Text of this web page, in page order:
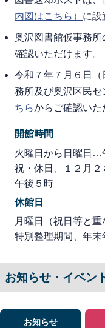
内図はこちら） に設
奥沢図書館仮事務所
確認いただけます。
令和７年７月６日
務所及び奥沢区民セ
ちらからご確認いた
開館時間
火曜日から日曜日…
祝・休日、１２月
午後５時
休館日
月曜日（祝日等と重
特別整理期間、年末
お知らせ・イベン
お知らせ